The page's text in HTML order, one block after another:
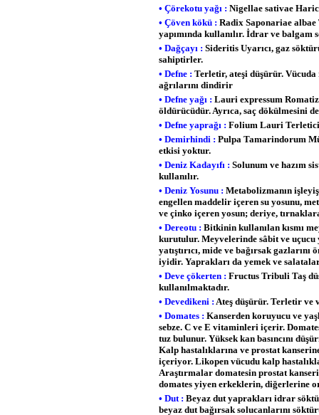
• Çörekotu yağı : Nigellae sativae
• Çöven kökü : Radix Saponariae albae
yapımında kullanılır. İdrar ve
• Dağçayı : Sideritis Uyarıcı, gaz
sahiptirler.
• Defne : Terletir, ateşi düşürür.
ağrılarını dindirir
• Defne yağı : Lauri expressum
öldürücüdür. Ayrıca, saç dökülmesini
• Defne yaprağı : Folium Lauri
• Demirhindi : Pulpa Tamarindorum
etkisi yoktur.
• Deniz Kadayıfı : Solunum ve hazım
kullanılır.
• Deniz Yosunu : Metabolizmanın
engellen maddelir içeren su yosunu,
ve çinko içeren yosun; deriye,
• Dereotu : Bitkinin kullanılan kısmı
kurutulur. Meyvelerinde sâbit ve
yatıştırıcı, mide ve bağırsak
iyidir. Yaprakları da yemek ve
• Deve çökerten : Fructus Tribuli Taş
kullanılmaktadır.
• Devedikeni : Ateş düşürür. Terletir
• Domates : Kanserden koruyucu ve
sebze. C ve E vitaminleri içerir.
tuz bulunur. Yüksek kan basıncını
Kalp hastalıklarına ve prostat
içeriyor. Likopen vücudu kalp
Araştırmalar domatesin prostat
domates yiyen erkeklerin, diğerlerine
• Dut : Beyaz dut yaprakları idrar
beyaz dut bağırsak solucanlarını